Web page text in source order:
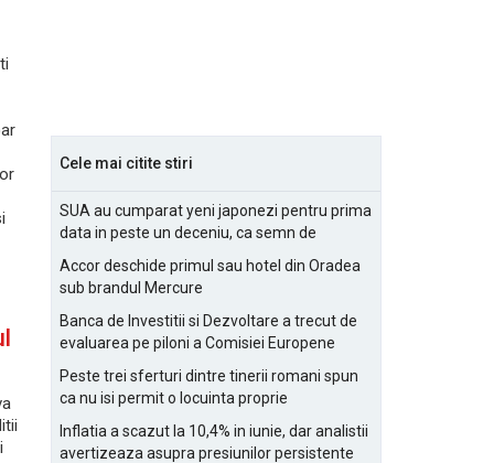
Cele mai citite stiri
SUA au cumparat yeni japonezi pentru prima
data in peste un deceniu, ca semn de
Accor deschide primul sau hotel din Oradea
sub brandul Mercure
Banca de Investitii si Dezvoltare a trecut de
evaluarea pe piloni a Comisiei Europene
Peste trei sferturi dintre tinerii romani spun
ca nu isi permit o locuinta proprie
Inflatia a scazut la 10,4% in iunie, dar analistii
avertizeaza asupra presiunilor persistente